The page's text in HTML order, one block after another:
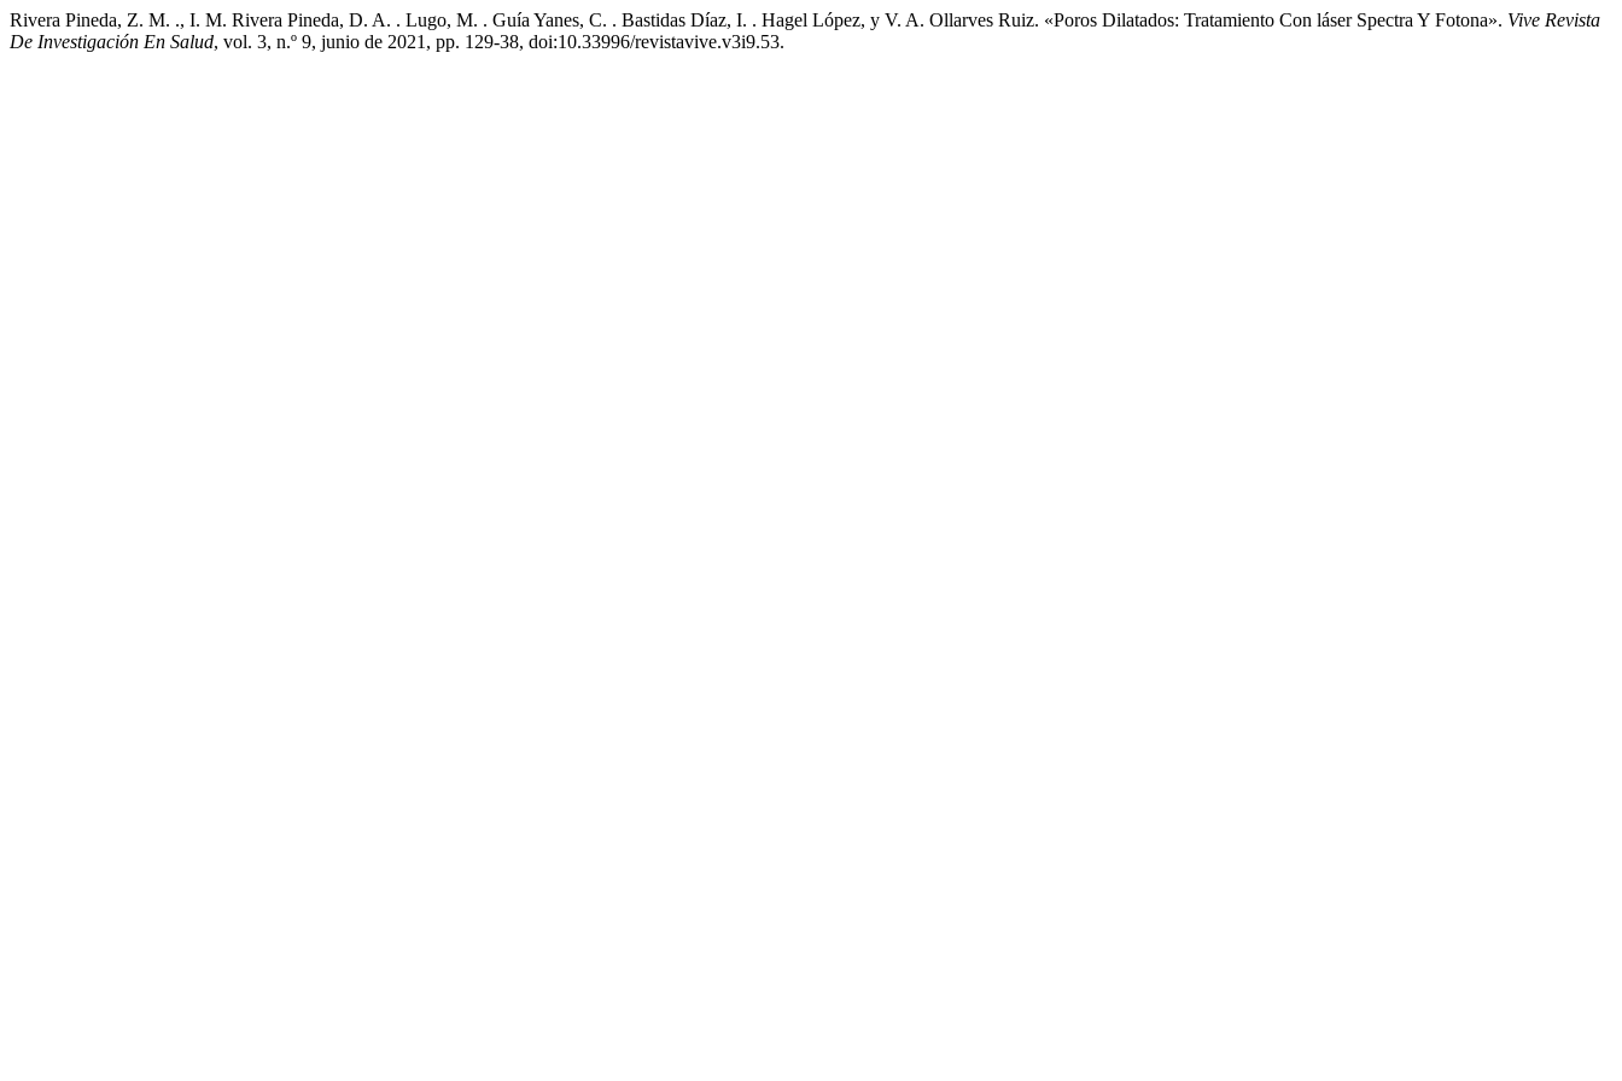
Rivera Pineda, Z. M. ., I. M. Rivera Pineda, D. A. . Lugo, M. . Guía Yanes, C. . Bastidas Díaz, I. . Hagel López, y V. A. Ollarves Ruiz. «Poros Dilatados: Tratamiento Con láser Spectra Y Fotona». Vive Revista
De Investigación En Salud, vol. 3, n.º 9, junio de 2021, pp. 129-38, doi:10.33996/revistavive.v3i9.53.